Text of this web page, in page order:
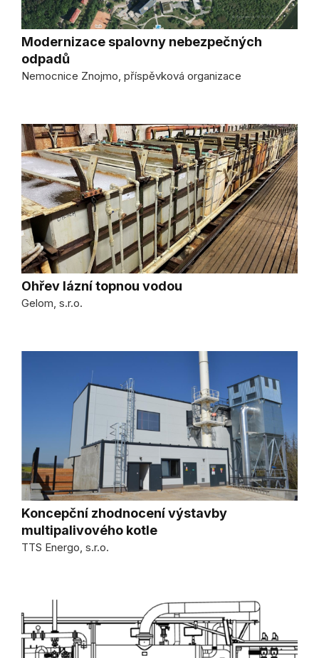
Modernizace spalovny nebezpečných
odpadů
Nemocnice Znojmo, příspěvková organizace
Ohřev lázní topnou vodou
Gelom, s.r.o.
Koncepční zhodnocení výstavby
multipalivového kotle
TTS Energo, s.r.o.